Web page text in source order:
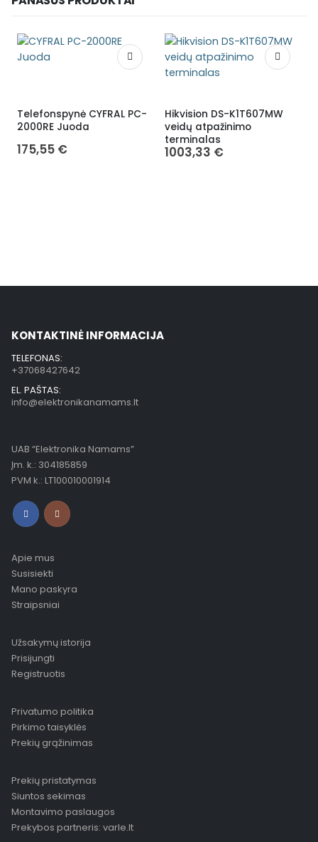
Telefonspynė CYFRAL PC-
2000RE Juoda
175,55 €
Hikvision DS-K1T607MW
veidų atpažinimo
terminalas
1003,33 €
KONTAKTINĖ INFORMACIJA
TELEFONAS:
+37068427642
EL. PAŠTAS:
info@elektronikanamams.lt
UAB “Elektronika Namams”
Įm. k.: 304185859
PVM k.: LT100010001914
Apie mus
Susisiekti
Mano paskyra
Straipsniai
Užsakymų istorija
Prisijungti
Registruotis
Privatumo politika
Pirkimo taisyklės
Prekių grąžinimas
Prekių pristatymas
Siuntos sekimas
Montavimo paslaugos
Prekybos partneris: varle.lt